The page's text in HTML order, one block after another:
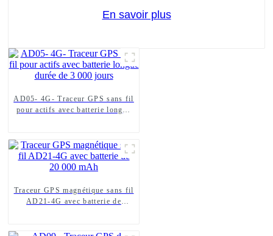
En savoir plus
AD05- 4G- Traceur GPS sans fil
pour actifs avec batterie longue
Traceur GPS magnétique sans fil
AD21-4G avec batterie de